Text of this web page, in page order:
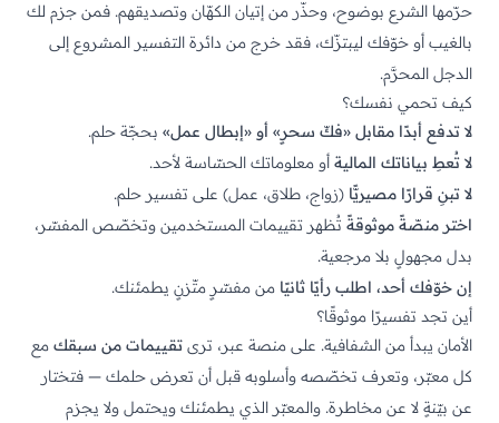
حرّمها الشرع بوضوح، وحذّر من إتيان الكهّان وتصديقهم. فمن جزم لك
بالغيب أو خوّفك ليبتزّك، فقد خرج من دائرة التفسير المشروع إلى
الدجل المحرَّم.
كيف تحمي نفسك؟
لا تدفع أبدًا مقابل «فكّ سحرٍ» أو «إبطال عمل» بحجّة حلم.
لا تُعطِ بياناتك المالية أو معلوماتك الحسّاسة لأحد.
لا تبنِ قرارًا مصيريًّا (زواج، طلاق، عمل) على تفسير حلم.
اختر منصّةً موثوقةً تُظهر تقييمات المستخدمين وتخصّص المفسّر،
بدل مجهولٍ بلا مرجعية.
إن خوّفك أحد، اطلب رأيًا ثانيًا من مفسّرٍ متّزنٍ يطمئنك.
أين تجد تفسيرًا موثوقًا؟
الأمان يبدأ من الشفافية. على منصة عبر، ترى تقييمات من سبقك مع
كل معبّر، وتعرف تخصّصه وأسلوبه قبل أن تعرض حلمك — فتختار
عن بيّنةٍ لا عن مخاطرة. والمعبّر الذي يطمئنك ويحتمل ولا يجزم